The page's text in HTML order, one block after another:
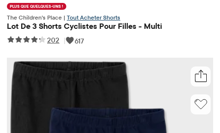
PLUS QUE QUELQUES-UNS !
The Children's Place | Tout Acheter Shorts
Lot De 3 Shorts Cyclistes Pour Filles - Multi
202 | 617